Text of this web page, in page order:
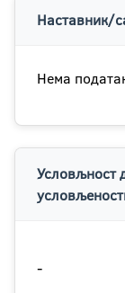
Наставник/
Нема
Условљност
-